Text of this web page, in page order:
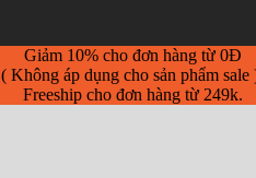
Giảm 10% cho đơn hàng từ 0Đ
( Không áp dụng cho sản phẩm sale
Freeship cho đơn hàng từ 249k.